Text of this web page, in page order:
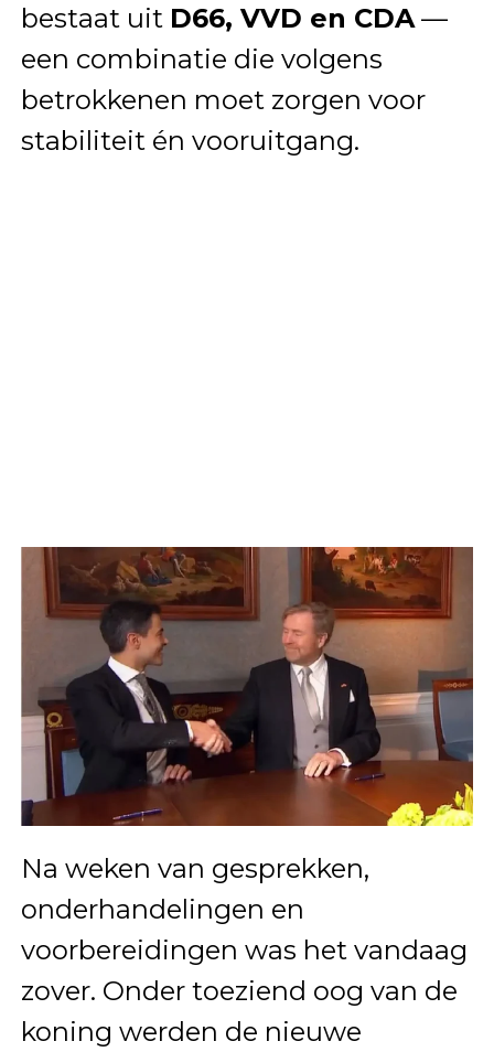
bestaat uit D66, VVD en CDA—
een combinatie die volgens
betrokkenen moet zorgen voor
stabiliteit én vooruitgang.
Na weken van gesprekken,
onderhandelingen en
voorbereidingen was het vandaag
zover. Onder toeziend oog van de
koning werden de nieuwe